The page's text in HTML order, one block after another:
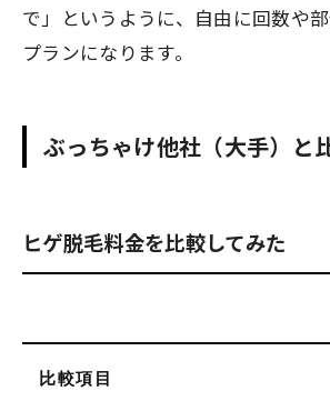
で」というように、自由に回数や
プランになります。
ぶっちゃけ他社（大手）と
ヒゲ脱毛料金を比較してみた
比較項目